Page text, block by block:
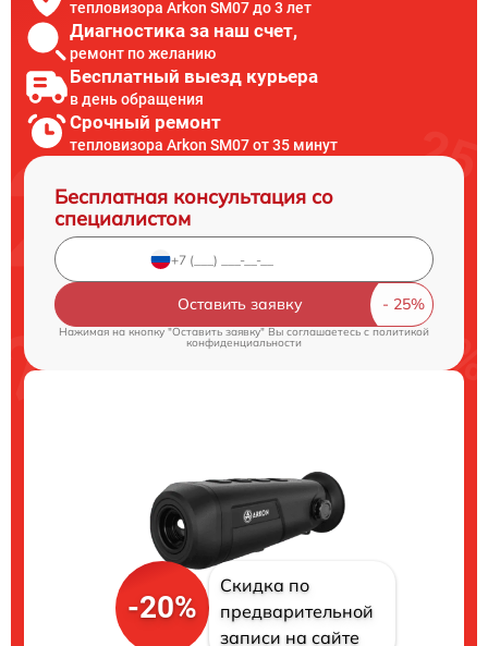
тепловизора Arkon SM07 до 3 лет
Диагностика за наш счет,
ремонт по желанию
Бесплатный выезд курьера
в день обращения
Срочный ремонт
тепловизора Arkon SM07 от 35 минут
Бесплатная консультация со
специалистом
Оставить заявку
Нажимая на кнопку "Оставить заявку" Вы соглашаетесь c политикой
конфиденциальности
-20%
Скидка по
предварительной
записи на сайте